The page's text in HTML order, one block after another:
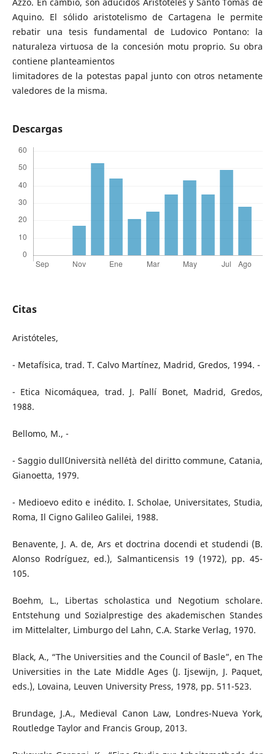
Aquino. El sólido aristotelismo de Cartagena le permite
rebatir una tesis fundamental de Ludovico Pontano: la
naturaleza virtuosa de la concesión motu proprio. Su obra
contiene planteamientos
limitadores de la potestas papal junto con otros netamente
valedores de la misma.
Descargas
Citas
Aristóteles,
- Metafísica, trad. T. Calvo Martínez, Madrid, Gredos, 1994. -
- Etica Nicomáquea, trad. J. Pallí Bonet, Madrid, Gredos,
1988.
Bellomo, M., -
- Saggio dull´Università nell´età del diritto commune, Catania,
Gianoetta, 1979.
- Medioevo edito e inédito. I. Scholae, Universitates, Studia,
Roma, Il Cigno Galileo Galilei, 1988.
Benavente, J. A. de, Ars et doctrina docendi et studendi (B.
Alonso Rodríguez, ed.), Salmanticensis 19 (1972), pp. 45-
105.
Boehm, L., Libertas scholastica und Negotium scholare.
Entstehung und Sozialprestige des akademischen Standes
im Mittelalter, Limburgo del Lahn, C.A. Starke Verlag, 1970.
Black, A., “The Universities and the Council of Basle”, en The
Universities in the Late Middle Ages (J. Ijsewijn, J. Paquet,
eds.), Lovaina, Leuven University Press, 1978, pp. 511-523.
Brundage, J.A., Medieval Canon Law, Londres-Nueva York,
Routledge Taylor and Francis Group, 2013.